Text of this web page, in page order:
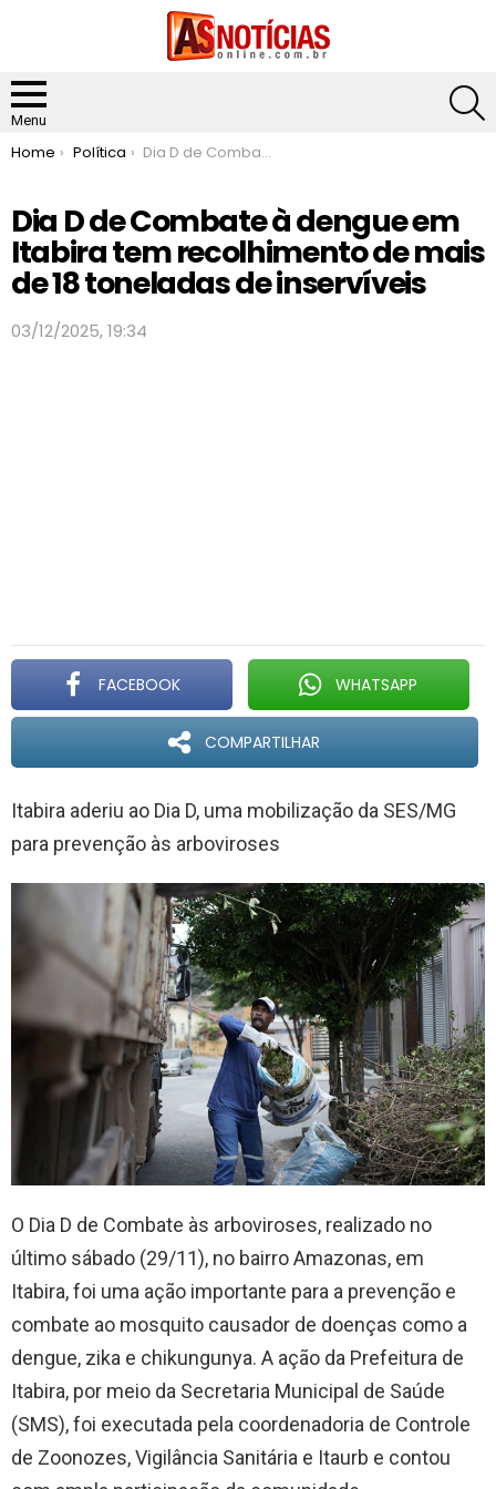
Menu
You are here:
Home Política Dia D de Combate à dengue em Itabira tem recolhimento de mais de 18 toneladas de inservíveis
Dia D de Combate à dengue em
Itabira tem recolhimento de mais
de 18 toneladas de inservíveis
03/12/2025, 19:34
FACEBOOK WHATSAPP
COMPARTILHAR
Itabira aderiu ao Dia D, uma mobilização da SES/MG
para prevenção às arboviroses
O Dia D de Combate às arboviroses, realizado no
último sábado (29/11), no bairro Amazonas, em
Itabira, foi uma ação importante para a prevenção e
combate ao mosquito causador de doenças como a
dengue, zika e chikungunya. A ação da Prefeitura de
Itabira, por meio da Secretaria Municipal de Saúde
(SMS), foi executada pela coordenadoria de Controle
de Zoonozes, Vigilância Sanitária e Itaurb e contou